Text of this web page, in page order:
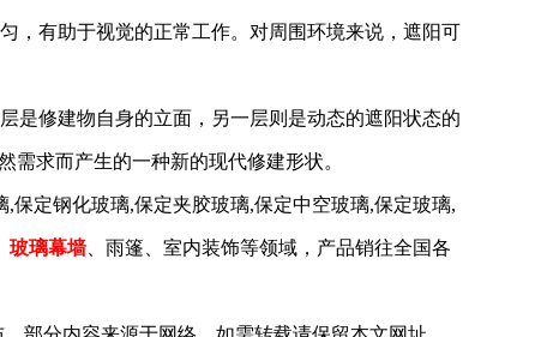
，有助于视觉的正常工作。对周围环境来说，遮阳可
是修建物自身的立面，另一层则是动态的遮阳状态的
求而产生的一种新的现代修建形状。
定钢化玻璃,保定夹胶玻璃,保定中空玻璃,保定玻璃,
玻璃幕墙、雨篷、室内装饰等领域，产品销往全国各